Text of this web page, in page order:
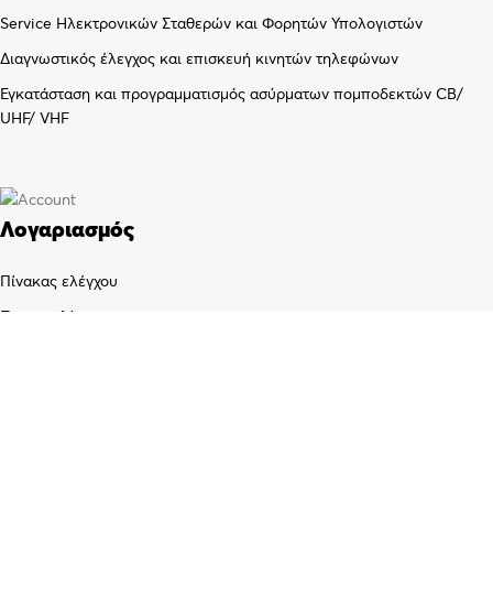
Service Ηλεκτρονικών Σταθερών και Φορητών Υπολογιστών
Διαγνωστικός έλεγχος και επισκευή κινητών τηλεφώνων
Εγκατάσταση και προγραμματισμός ασύρματων πομποδεκτών CB/
UHF/ VHF
Λογαριασμός
Πίνακας ελέγχου
Παραγγελίες